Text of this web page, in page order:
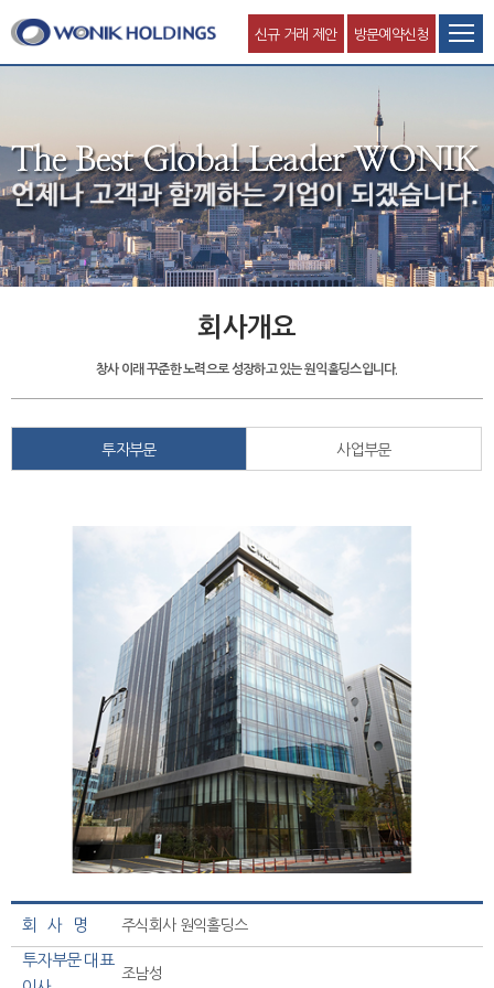
신규 거래 제안 방문예약신청
회사개요
창사 이래 꾸준한 노력으로 성장하고 있는 원익홀딩스입니다.
투자부문 사업부문
회 사 명 주식회사 원익홀딩스
투자부문 대표
조남성